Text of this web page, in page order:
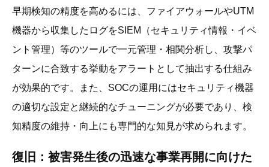
早期検知の精度を高めるには、ファイアウォールやUTM
機器から収集したログをSIEM（セキュリティ情報・イベ
ント管理）等のツールで一元管理・相関分析し、攻撃パ
ターンに合致する挙動をアラートとして抽出する仕組み
が効果的です。また、SOCの運用にはセキュリティ機器
の適切な設定と継続的なチューニングが必要であり、検
知精度の維持・向上にも専門的な知見が求められます。
復旧：被害発生後の迅速な事業再開に向けた